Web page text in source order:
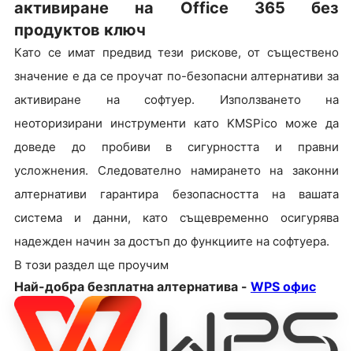
активиране на Office 365 без
продуктов ключ
Като се имат предвид тези рискове, от съществено
значение е да се проучат по-безопасни алтернативи за
активиране на софтуер. Използването на
неоторизирани инструменти като KMSPico може да
доведе до пробиви в сигурността и правни
усложнения. Следователно намирането на законни
алтернативи гарантира безопасността на вашата
система и данни, като същевременно осигурява
надежден начин за достъп до функциите на софтуера.
В този раздел ще проучим
Най-добра безплатна алтернатива - WPS офис